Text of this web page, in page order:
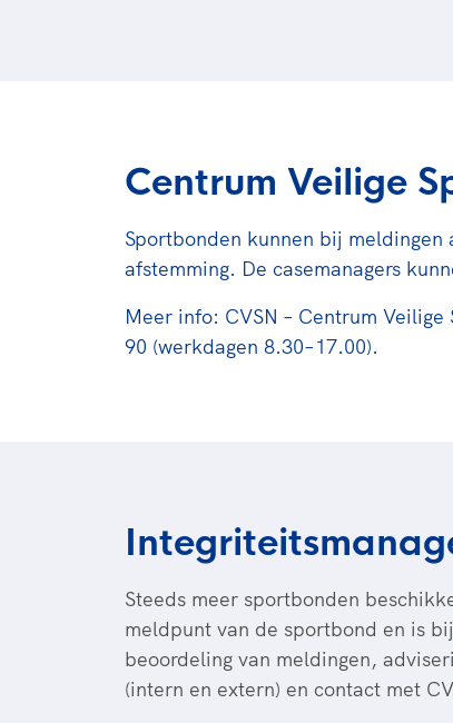
Centrum Veilige
Sportbonden kunnen bij
afstemming. De casemanagers
Meer info: CVSN – Centrum
90 (werkdagen 8.30–17.00).
Steeds meer sportbonden
meldpunt van de sportbond en is
beoordeling van meldingen,
(intern en extern) en contact met